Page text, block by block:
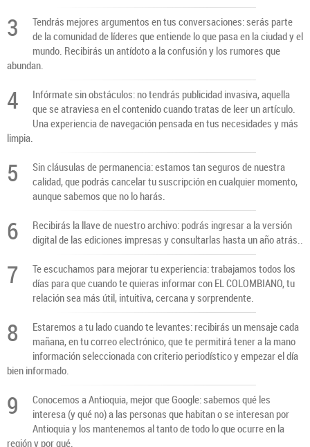
3
Tendrás mejores argumentos en tus conversaciones: serás parte
de la comunidad de líderes que entiende lo que pasa en la ciudad y el
mundo. Recibirás un antídoto a la confusión y los rumores que
abundan.
4
Infórmate sin obstáculos: no tendrás publicidad invasiva, aquella
que se atraviesa en el contenido cuando tratas de leer un artículo.
Una experiencia de navegación pensada en tus necesidades y más
limpia.
5
Sin cláusulas de permanencia: estamos tan seguros de nuestra
calidad, que podrás cancelar tu suscripción en cualquier momento,
aunque sabemos que no lo harás.
6
Recibirás la llave de nuestro archivo: podrás ingresar a la versión
digital de las ediciones impresas y consultarlas hasta un año atrás..
7
Te escuchamos para mejorar tu experiencia: trabajamos todos los
días para que cuando te quieras informar con EL COLOMBIANO, tu
relación sea más útil, intuitiva, cercana y sorprendente.
8
Estaremos a tu lado cuando te levantes: recibirás un mensaje cada
mañana, en tu correo electrónico, que te permitirá tener a la mano
información seleccionada con criterio periodístico y empezar el día
bien informado.
9
Conocemos a Antioquia, mejor que Google: sabemos qué les
interesa (y qué no) a las personas que habitan o se interesan por
Antioquia y los mantenemos al tanto de todo lo que ocurre en la
región y por qué.